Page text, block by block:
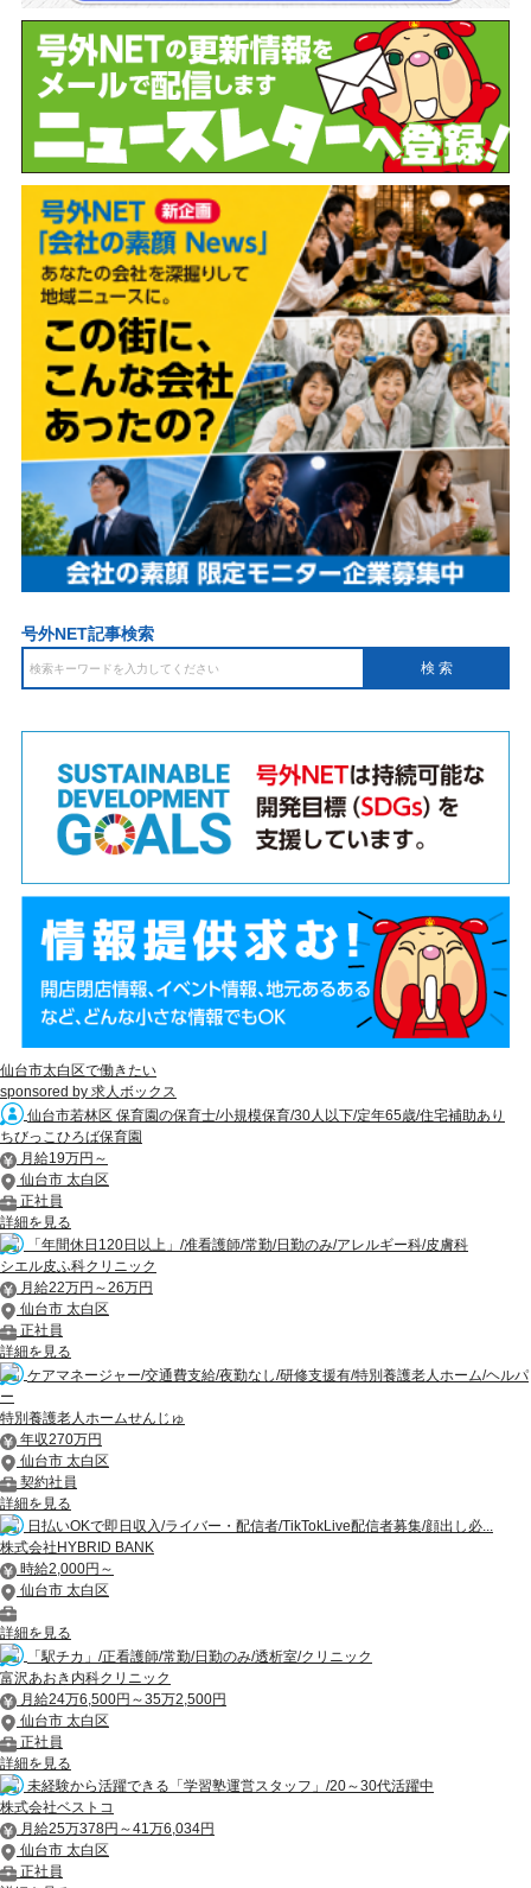
号外NET記事検索
仙台市太白区で働きたい
sponsored by 求人ボックス
仙台市若林区 保育園の保育士/小規模保育/30人以下/定年65歳/住宅補助あり
ちびっこひろば保育園
月給19万円～
仙台市 太白区
正社員
詳細を見る
「年間休日120日以上」/准看護師/常勤/日勤のみ/アレルギー科/皮膚科
シエル皮ふ科クリニック
月給22万円～26万円
仙台市 太白区
正社員
詳細を見る
ケアマネージャー/交通費支給/夜勤なし/研修支援有/特別養護老人ホーム/ヘルパ
ー
特別養護老人ホームせんじゅ
年収270万円
仙台市 太白区
契約社員
詳細を見る
日払いOKで即日収入/ライバー・配信者/TikTokLive配信者募集/顔出し必...
株式会社HYBRID BANK
時給2,000円～
仙台市 太白区
詳細を見る
「駅チカ」/正看護師/常勤/日勤のみ/透析室/クリニック
富沢あおき内科クリニック
月給24万6,500円～35万2,500円
仙台市 太白区
正社員
詳細を見る
未経験から活躍できる「学習塾運営スタッフ」/20～30代活躍中
株式会社ベストコ
月給25万378円～41万6,034円
仙台市 太白区
正社員